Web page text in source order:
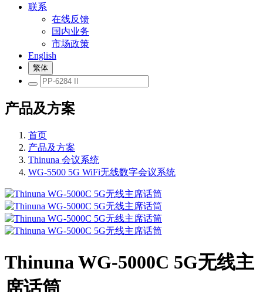
联系
在线反馈
国内业务
市场政策
English
繁体
产品及方案
首页
产品及方案
Thinuna 会议系统
WG-5500 5G WiFi无线数字会议系统
Thinuna WG-5000C 5G无线主